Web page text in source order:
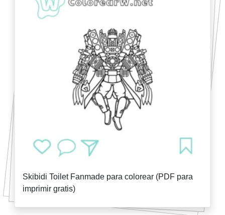
Skibidi Toilet Fanmade para colorear (PDF para
imprimir gratis)